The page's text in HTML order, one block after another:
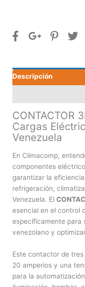
Descripción
CONTACTOR
Cargas
Venezuela
En Climacomp,
componentes
garantizar la
refrigeración,
Venezuela. El
esencial en el control
específicamente para
venezolano y
Este contactor de
20 amperios y una
para la